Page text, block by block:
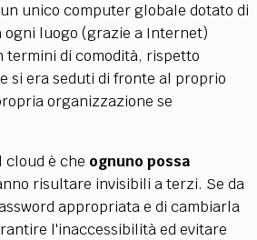
unico computer globale dotato di
ogni luogo (grazie a Internet)
termini di comodità, rispetto
si era seduti di fronte al proprio
organizzazione se
cloud è che ognuno possa
risultare invisibili a terzi. Se da
appropriata e di cambiarla
l'inaccessibilità ed evitare